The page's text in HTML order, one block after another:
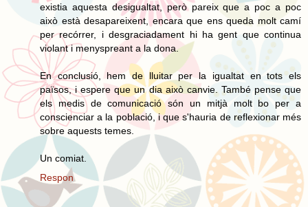
existia aquesta desigualtat, però pareix que a poc a poc
això està desapareixent, encara que ens queda molt camí
per recórrer, i desgraciadament hi ha gent que continua
violant i menyspreant a la dona.
En conclusió, hem de lluitar per la igualtat en tots els
països, i espere que un dia això canvie. També pense que
els medis de comunicació són un mitjà molt bo per a
conscienciar a la població, i que s'hauria de reflexionar més
sobre aquests temes.
Un comiat.
Respon